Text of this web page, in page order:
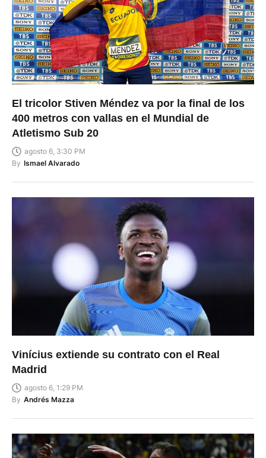
El tricolor Stiven Méndez va por la final de los
400 metros con vallas en el Mundial de
Atletismo Sub 20
agosto 6, 3:30 PM
By Ismael Alvarado
Vinícius extiende su contrato con el Real
Madrid
agosto 6, 1:29 PM
By Andrés Mazza